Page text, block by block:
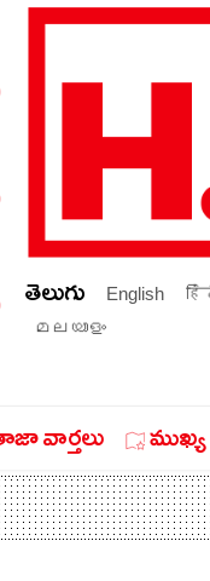
తెలుగు English
മലയാളം
వార్తలు ముఖ్య